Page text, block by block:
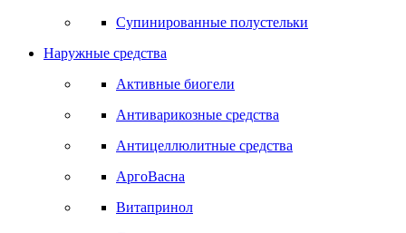
Супинированные полустельки
Наружные средства
Активные биогели
Антиварикозные средства
Антицеллюлитные средства
АргоВасна
Витапринол